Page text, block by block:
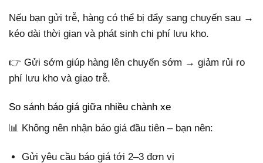
Nếu bạn gửi trễ, hàng có thể bị đẩy sang chuyến sau →
kéo dài thời gian và phát sinh chi phí lưu kho.
👉 Gửi sớm giúp hàng lên chuyến sớm → giảm rủi ro
phí lưu kho và giao trễ.
So sánh báo giá giữa nhiều chành xe
📊 Không nên nhận báo giá đầu tiên – bạn nên:
Gửi yêu cầu báo giá tới 2–3 đơn vị